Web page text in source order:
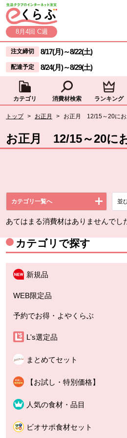
ページの先頭です。
本文へジャンプする。
8月4回 C週
ここからサイト内共通メニューです。
サイト内共通メニューをスキップする
注文締切 8/17(月)～8/22(土)
配達予定 8/24(月)～8/29(土)
カテゴリ 消費材検索 ランキング
トップ > お正月 > お正月 12/15～20にお
お正月 12/15～20に
カテゴリ一覧へ 並
あてはまる消費材はありませんでし
カテゴリで探す
新規品
WEB限定品
予約でお得・よやくらぶ
L's選定品
まとめてセット
【お試し・特別価格】
人気の食材・品目
ビオサポ食材セット